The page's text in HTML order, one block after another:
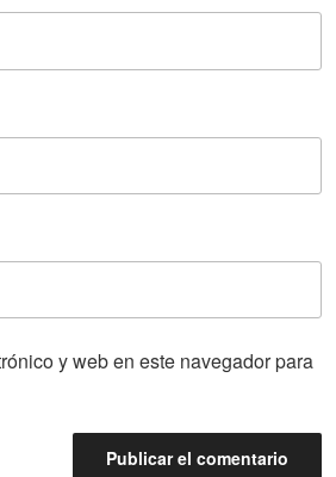
y web en este navegador para